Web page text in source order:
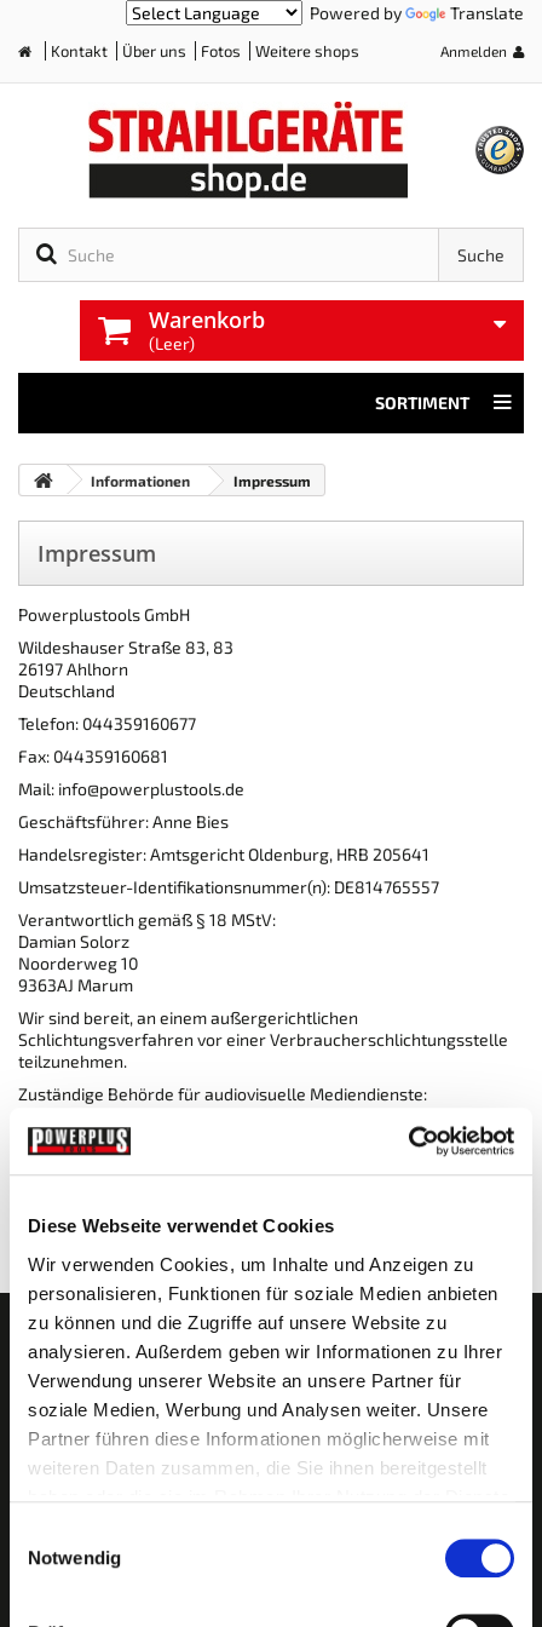
Diese Webseite verwendet Cookies
Wir verwenden Cookies, um Inhalte und Anzeigen zu
personalisieren, Funktionen für soziale Medien anbieten
zu können und die Zugriffe auf unsere Website zu
analysieren. Außerdem geben wir Informationen zu Ihrer
Verwendung unserer Website an unsere Partner für
soziale Medien, Werbung und Analysen weiter. Unsere
Partner führen diese Informationen möglicherweise mit
weiteren Daten zusammen, die Sie ihnen bereitgestellt
Notwendig
Powered by Translate
Kontakt Über uns Fotos Weitere shops Anmelden
Suche
Warenkorb
(Leer)
SORTIMENT
Informationen Impressum
Impressum
Powerplustools GmbH
Wildeshauser Straße 83, 83
26197 Ahlhorn
Deutschland
Telefon: 044359160677
Fax: 044359160681
Mail: info@powerplustools.de
Geschäftsführer: Anne Bies
Handelsregister: Amtsgericht Oldenburg, HRB 205641
Umsatzsteuer-Identifikationsnummer(n): DE814765557
Verantwortlich gemäß § 18 MStV:
Damian Solorz
Noorderweg 10
9363AJ Marum
Wir sind bereit, an einem außergerichtlichen
Schlichtungsverfahren vor einer Verbraucherschlichtungsstelle
teilzunehmen.
Zuständige Behörde für audiovisuelle Mediendienste:
Niedersächsische Landesmedienanstalt
Seelhorststraße 18
30175 Hannover
Newsletter abonnieren?